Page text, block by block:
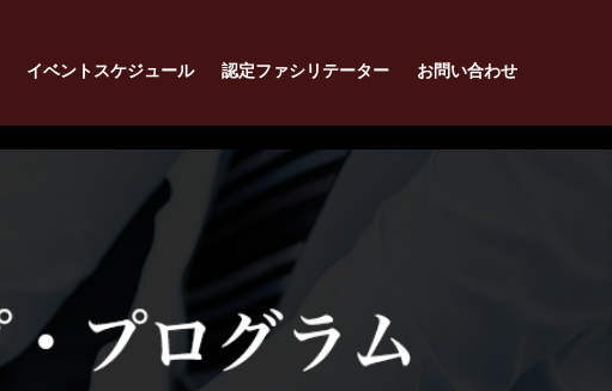
イベントスケジュール 認定ファシリテーター お問い合わせ